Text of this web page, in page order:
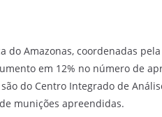
do Amazonas, coordenadas
em 12% no número de
do Centro Integrado de
munições apreendidas.